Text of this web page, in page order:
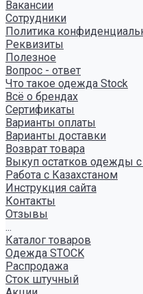
Вакансии
Сотрудники
Политика
Реквизиты
Полезное
Вопрос - ответ
Что такое одежда Stock
Всё о брендах
Сертификаты
Варианты оплаты
Варианты доставки
Возврат товара
Выкуп остатков одежды с
Работа с Казахстаном
Инструкция сайта
Контакты
Отзывы
...
Каталог товаров
Одежда STOCK
Распродажа
Сток штучный